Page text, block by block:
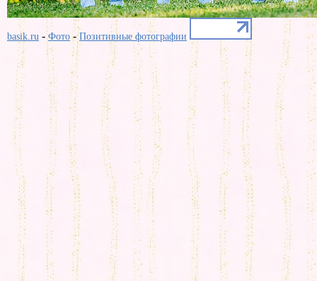
basik.ru -Фото -Позитивные фотографии